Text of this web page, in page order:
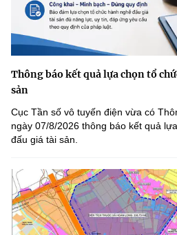
Thông báo kết quả lựa chọn tổ
sản
Cục Tần số vô tuyến điện vừa có
ngày 07/8/2026 thông báo kết quả
đấu giá tài sản.